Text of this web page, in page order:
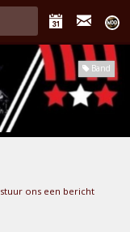
Band
stuur ons een bericht